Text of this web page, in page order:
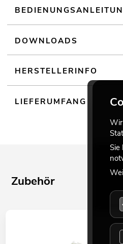
DOWNLOADS
HERSTELLERINFO
LIEFERUMFANG
Zubehör
Sie